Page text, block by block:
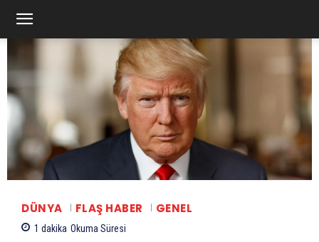
DÜNYA FLAŞ HABER GENEL
1 dakika Okuma Süresi